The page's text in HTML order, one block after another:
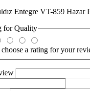
Entegre VT-859 Hazar
forQuality
choose a rating for your